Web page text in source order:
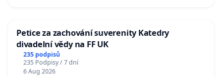
Petice za zachování suverenity Katedry
divadelní vědy na FF UK
235 podpisů
235 Podpisy / 7 dní
6 Aug 2026